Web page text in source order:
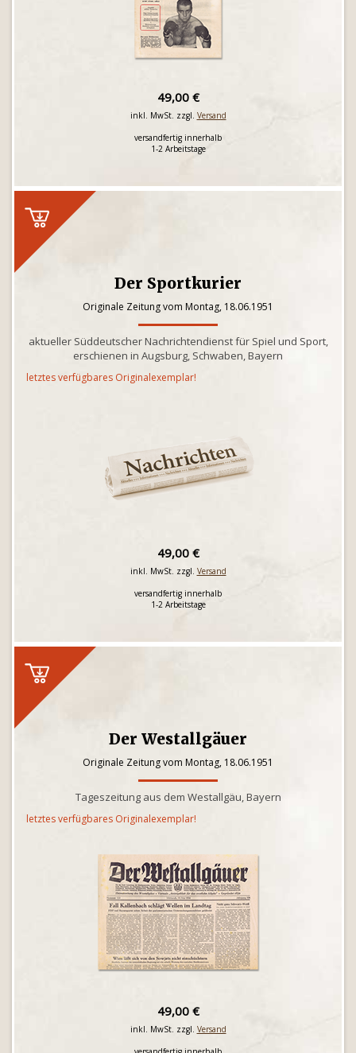
49,00 €
inkl. MwSt. zzgl. Versand
versandfertig innerhalb
1-2 Arbeitstage
Der Sportkurier
Originale Zeitung vom Montag, 18.06.1951
aktueller Süddeutscher Nachrichtendienst für Spiel und Sport,
erschienen in Augsburg, Schwaben, Bayern
letztes verfügbares Originalexemplar!
49,00 €
inkl. MwSt. zzgl. Versand
versandfertig innerhalb
1-2 Arbeitstage
Der Westallgäuer
Originale Zeitung vom Montag, 18.06.1951
Tageszeitung aus dem Westallgäu, Bayern
letztes verfügbares Originalexemplar!
49,00 €
inkl. MwSt. zzgl. Versand